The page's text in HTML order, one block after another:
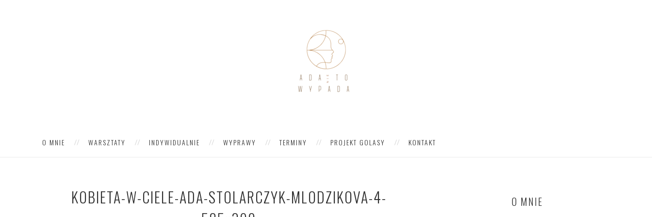
O MNIE WARSZTATY INDYWIDUALNIE WYPRAWY TERMINY PROJEKT GOLASY KONTAKT
KOBIETA-W-CIELE-ADA-STOLARCZYK-MLODZIKOVA-4-
O MNIE